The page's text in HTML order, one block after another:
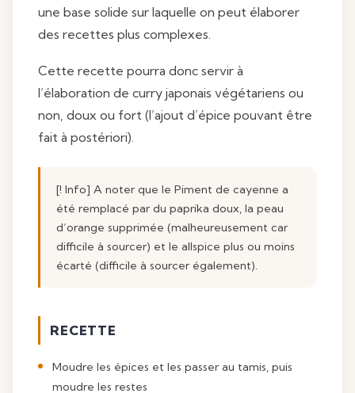
une base solide sur laquelle on peut élaborer
des recettes plus complexes.
Cette recette pourra donc servir à
l’élaboration de curry japonais végétariens ou
non, doux ou fort (l’ajout d’épice pouvant être
fait à postériori).
[! Info] A noter que le Piment de cayenne a
été remplacé par du paprika doux, la peau
d’orange supprimée (malheureusement car
difficile à sourcer) et le allspice plus ou moins
écarté (difficile à sourcer également).
RECETTE
Moudre les épices et les passer au tamis, puis
moudre les restes